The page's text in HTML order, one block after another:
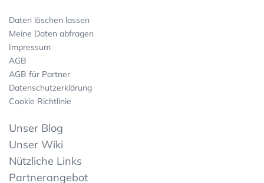
Daten löschen lassen
Meine Daten abfragen
Impressum
AGB
AGB für Partner
Datenschutzerklärung
Cookie Richtlinie
Unser Blog
Unser Wiki
Nützliche Links
Partnerangebot